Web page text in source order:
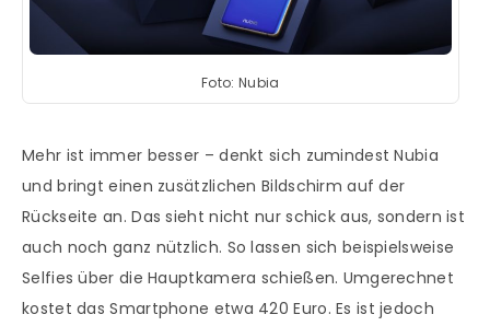
Foto: Nubia
Mehr ist immer besser – denkt sich zumindest Nubia
und bringt einen zusätzlichen Bildschirm auf der
Rückseite an. Das sieht nicht nur schick aus, sondern ist
auch noch ganz nützlich. So lassen sich beispielsweise
Selfies über die Hauptkamera schießen. Umgerechnet
kostet das Smartphone etwa 420 Euro. Es ist jedoch